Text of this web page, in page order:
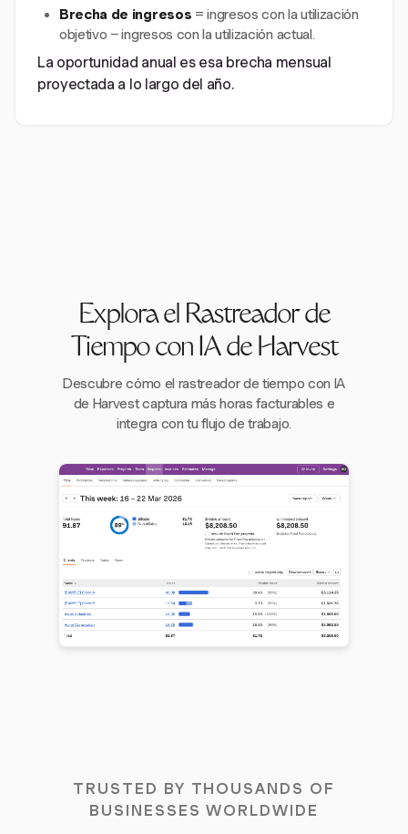
Brecha de ingresos = ingresos con la utilización
objetivo − ingresos con la utilización actual.
La oportunidad anual es esa brecha mensual
proyectada a lo largo del año.
Explora el Rastreador de
Tiempo con IA de Harvest
Descubre cómo el rastreador de tiempo con IA
de Harvest captura más horas facturables e
integra con tu flujo de trabajo.
TRUSTED BY THOUSANDS OF
BUSINESSES WORLDWIDE